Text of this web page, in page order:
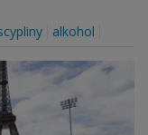
alkohol